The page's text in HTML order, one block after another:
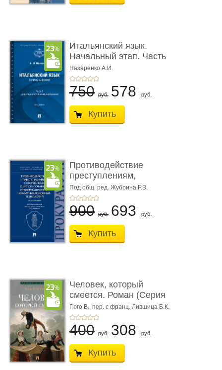
Итальянский язык.
Начальный этап. Часть
2. Учеб� ...
Назаренко А.И.
750 руб. 578 руб.
Купить
Противодействие
преступлениям,
совершаемым с ...
Под общ. ред. Жубрина Р.В.
900 руб. 693 руб.
Купить
Человек, который
смеется. Роман (Серия
«Роман с ...
Гюго В., пер. с франц. Лившица Б.К.
400 руб. 308 руб.
Купить